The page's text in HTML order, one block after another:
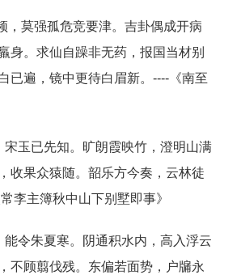
，莫强孤危竞要津。吉卦偶成开病
身。求仙自躁非无药，报国当材别
已遍，镜中更待白眉新。----《南至
宋玉已先知。旷朗霞映竹，澄明山满
收果众猿随。韶乐方今奏，云林徒
李主簿秋中山下别墅即事》
能令朱夏寒。阴通积水内，高入浮云
不顾翦伐残。东偏若面势，户牖永